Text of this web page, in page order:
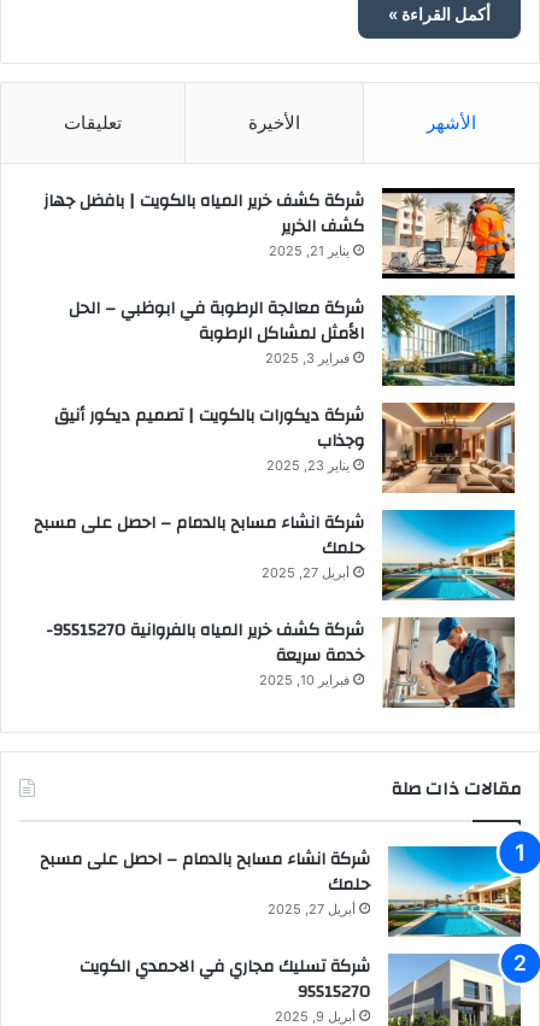
أكمل القراءة »
الأشهر الأخيرة تعليقات
شركة كشف خرير المياه بالكويت | بافضل جهاز
كشف الخرير
يناير 21, 2025
شركة معالجة الرطوبة في ابوظبي – الحل
الأمثل لمشاكل الرطوبة
فبراير 3, 2025
شركة ديكورات بالكويت | تصميم ديكور أنيق
وجذاب
يناير 23, 2025
شركة انشاء مسابح بالدمام – احصل على مسبح
حلمك
أبريل 27, 2025
شركة كشف خرير المياه بالفروانية 95515270-
خدمة سريعة
فبراير 10, 2025
مقالات ذات صلة
شركة انشاء مسابح بالدمام – احصل على مسبح
حلمك
أبريل 27, 2025
شركة تسليك مجاري في الاحمدي الكويت
95515270
أبريل 9, 2025